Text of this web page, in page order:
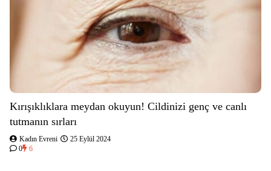
Kırışıklıklara meydan okuyun! Cildinizi genç ve canlı
tutmanın sırları
Kadın Evreni
25 Eylül 2024
0
6